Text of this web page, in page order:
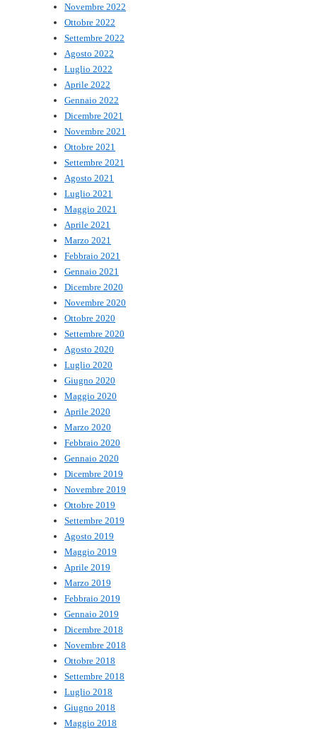
Novembre 2022
Ottobre 2022
Settembre 2022
Agosto 2022
Luglio 2022
Aprile 2022
Gennaio 2022
Dicembre 2021
Novembre 2021
Ottobre 2021
Settembre 2021
Agosto 2021
Luglio 2021
Maggio 2021
Aprile 2021
Marzo 2021
Febbraio 2021
Gennaio 2021
Dicembre 2020
Novembre 2020
Ottobre 2020
Settembre 2020
Agosto 2020
Luglio 2020
Giugno 2020
Maggio 2020
Aprile 2020
Marzo 2020
Febbraio 2020
Gennaio 2020
Dicembre 2019
Novembre 2019
Ottobre 2019
Settembre 2019
Agosto 2019
Maggio 2019
Aprile 2019
Marzo 2019
Febbraio 2019
Gennaio 2019
Dicembre 2018
Novembre 2018
Ottobre 2018
Settembre 2018
Luglio 2018
Giugno 2018
Maggio 2018